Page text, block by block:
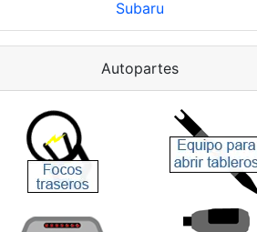
Subaru
Autopartes